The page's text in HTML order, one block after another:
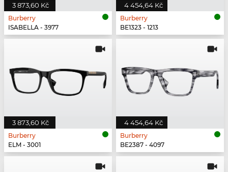
3 873,60 Kč
Burberry
ISABELLA - 3977
4 454,64 Kč
Burberry
BE1323 - 1213
3 873,60 Kč
Burberry
ELM - 3001
4 454,64 Kč
Burberry
BE2387 - 4097